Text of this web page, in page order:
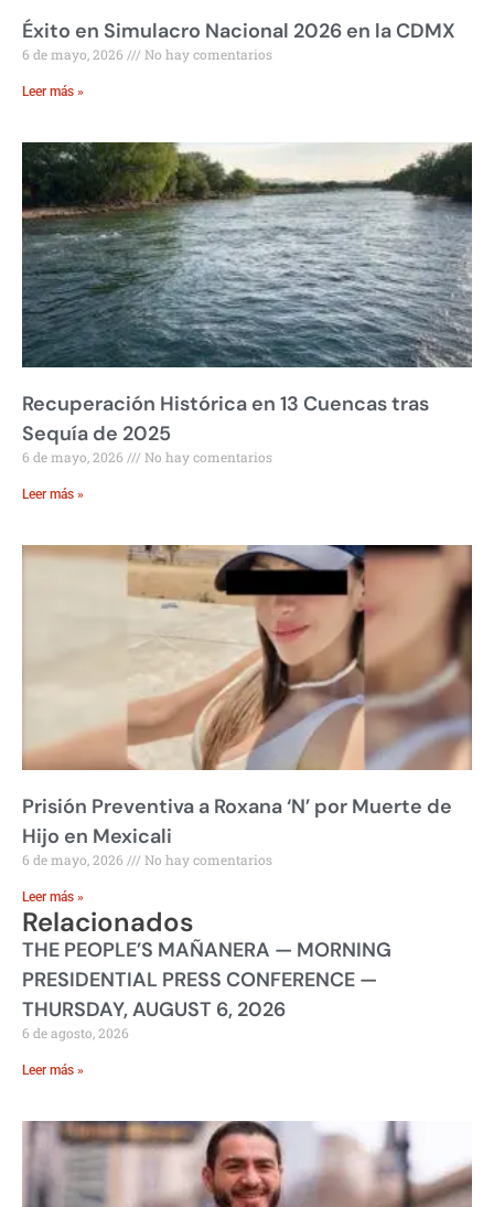
Éxito en Simulacro Nacional 2026 en la CDMX
6 de mayo, 2026 No hay comentarios
Leer más »
Recuperación Histórica en 13 Cuencas tras
Sequía de 2025
6 de mayo, 2026 No hay comentarios
Leer más »
Prisión Preventiva a Roxana ‘N’ por Muerte de
Hijo en Mexicali
6 de mayo, 2026 No hay comentarios
Leer más »
Relacionados
THE PEOPLE’S MAÑANERA — MORNING
PRESIDENTIAL PRESS CONFERENCE —
THURSDAY, AUGUST 6, 2026
6 de agosto, 2026
Leer más »